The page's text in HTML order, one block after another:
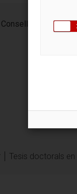
GrauïtGaudí
Tesis doctorals en